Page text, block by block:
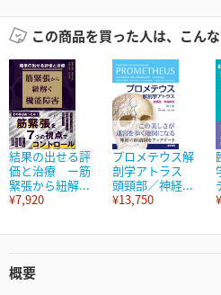
この商品を買った人は、こんな
結果の出せる評
価と治療 ー筋
緊張から紐解...
¥7,920
プロメテウス解
剖学アトラス
頭頸部／神経...
¥13,750
概要